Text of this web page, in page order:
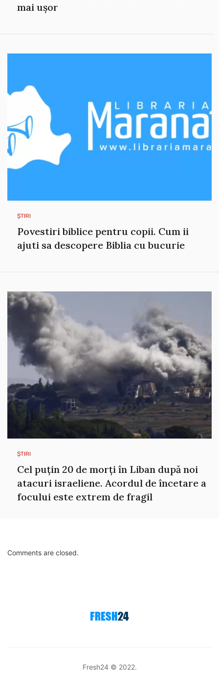
mai ușor
ȘTIRI
Povestiri biblice pentru copii. Cum ii
ajuti sa descopere Biblia cu bucurie
ȘTIRI
Cel puțin 20 de morți în Liban după noi
atacuri israeliene. Acordul de încetare a
focului este extrem de fragil
Comments are closed.
Fresh24 © 2022.